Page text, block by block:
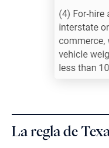
La regla de